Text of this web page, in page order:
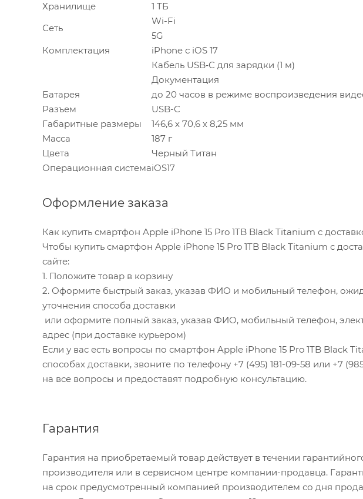
Хранилище
1 TБ
Сеть
Wi-Fi
5G
Комплектация
iPhone с iOS 17
Кабель USB‑C для зарядки (1 м)
Документация
Батарея
до 20 часов в режиме воспроизведения
Разъем
USB-C
Габаритные размеры
146,6 х 70,6 х 8,25 мм
Масса
187 г
Цвета
Черный Титан
Операционная системаiOS17
Оформление заказа
Как купить смартфон Apple iPhone 15 Pro 1TB Black Titanium с
Чтобы купить смартфон Apple iPhone 15 Pro 1TB Black Titanium с
сайте:
1. Положите товар в корзину
2. Оформите быстрый заказ, указав ФИО и мобильный телефон,
уточнения способа доставки
или оформите полный заказ, указав ФИО, мобильный телефон,
адрес (при доставке курьером)
Если у вас есть вопросы по смартфон Apple iPhone 15 Pro 1TB Black
способах доставки, звоните по телефону +7 (495) 181-09-58 или +7
на все вопросы и предоставят подробную консультацию.
Гарантия
Гарантия на приобретаемый товар действует в течении
производителя или в сервисном центре компании-продавца.
на срок предусмотренный компанией производителем со дня